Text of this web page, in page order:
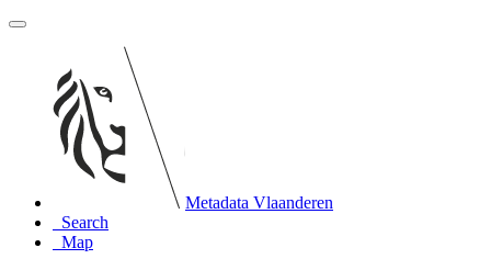
Metadata Vlaanderen
Search
Map